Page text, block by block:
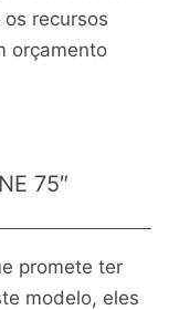
recursos
orçamento
75″
promete ter
modelo, eles